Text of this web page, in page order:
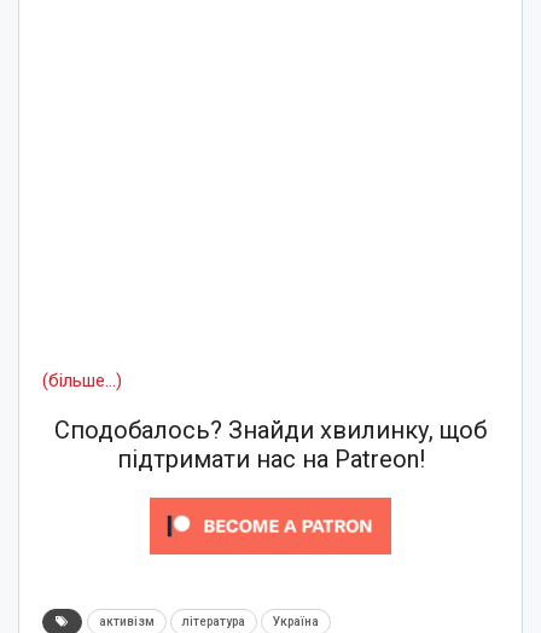
(більше…)
Сподобалось? Знайди хвилинку, щоб
підтримати нас на Patreon!
активізм література Україна